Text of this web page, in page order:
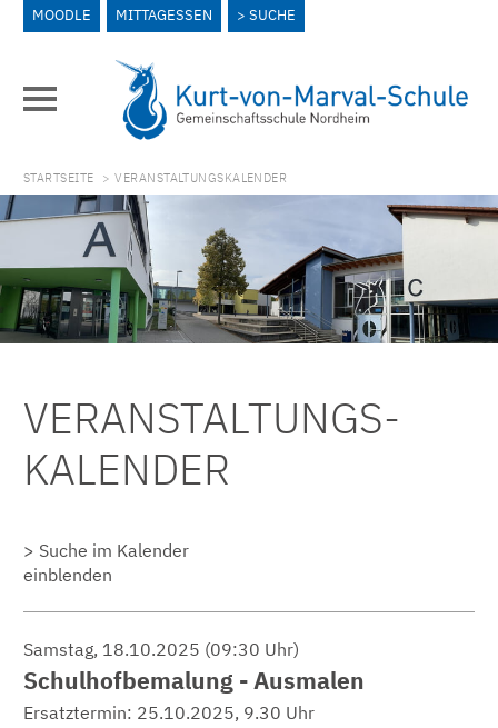
MOODLE MITTAGESSEN SUCHE
STARTSEITE > VERANSTALTUNGSKALENDER
VERANSTALTUNGS­
KALENDER
Suche im Kalender
einblenden
Samstag, 18.10.2025 (09:30 Uhr)
Schulhofbemalung - Ausmalen
Ersatztermin: 25.10.2025, 9.30 Uhr